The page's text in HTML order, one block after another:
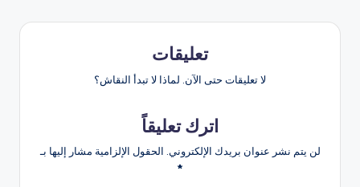
تعليقات
لا تعليقات حتى الآن. لماذا لا تبدأ النقاش؟
اترك تعليقاً
لن يتم نشر عنوان بريدك الإلكتروني. الحقول الإلزامية مشار إليها بـ
*